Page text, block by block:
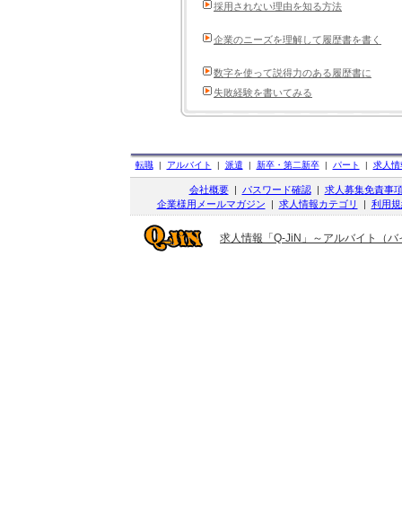
採用されない理由を知る方法
企業のニーズを理解して履歴書を書く
数字を使って説得力のある履歴書に
失敗経験を書いてみる
転職| アルバイト | 派遣 | 新卒・第二新卒| パート | 求人情
会社概要| パスワード確認| 求人募集免責事
企業様用メールマガジン | 求人情報カテゴリ | 利用
求人情報「Q-JiN」～アルバイト（